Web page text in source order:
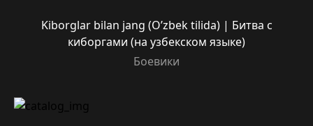
Kiborglar bilan jang (O’zbek tilida) | Битва с
киборгами (на узбекском языке)
Боевики